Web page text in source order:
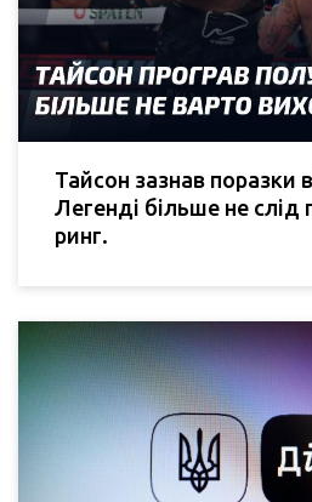
Тайсон зазнав поразки
Легенді більше не слід
ринг.